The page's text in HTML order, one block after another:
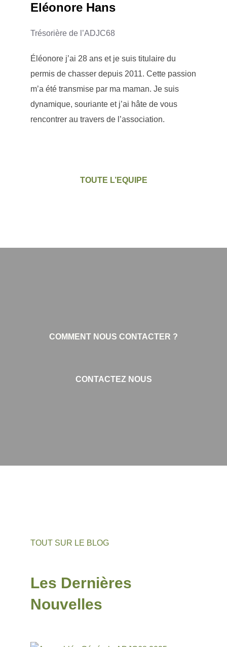
Eléonore Hans
Trésorière de l’ADJC68
Éléonore j’ai 28 ans et je suis titulaire du
permis de chasser depuis 2011. Cette passion
m’a été transmise par ma maman. Je suis
dynamique, souriante et j’ai hâte de vous
rencontrer au travers de l’association.
TOUTE L’EQUIPE
COMMENT NOUS CONTACTER ?
CONTACTEZ NOUS
TOUT SUR LE BLOG
Les Dernières
Nouvelles